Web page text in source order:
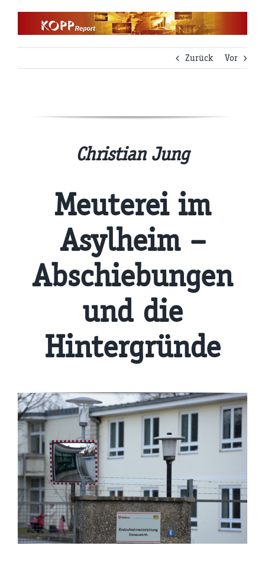
Zurück
Vor
Christian Jung
Meuterei im
Asylheim –
Abschiebungen
und die
Hintergründe